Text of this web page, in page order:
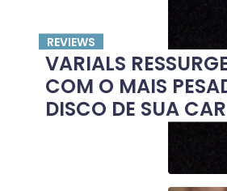
REVIEWS
VARIALS
COM O MAIS
DISCO DE SUA